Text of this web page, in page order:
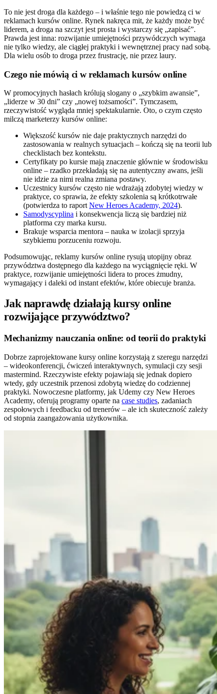
To nie jest droga dla każdego – i właśnie tego nie powiedzą ci w
reklamach kursów online. Rynek nakręca mit, że każdy może być
liderem, a droga na szczyt jest prosta i wystarczy się „zapisać”.
Prawda jest inna: rozwijanie umiejętności przywódczych wymaga
nie tylko wiedzy, ale ciągłej praktyki i wewnętrznej pracy nad sobą.
Dla wielu osób to droga przez frustrację, nie przez laury.
Czego nie mówią ci w reklamach kursów online
W promocyjnych hasłach królują slogany o „szybkim awansie”,
„liderze w 30 dni” czy „nowej tożsamości”. Tymczasem,
rzeczywistość wygląda mniej spektakularnie. Oto, o czym często
milczą marketerzy kursów online:
Większość kursów nie daje praktycznych narzędzi do
zastosowania w realnych sytuacjach – kończą się na teorii lub
checklistach bez kontekstu.
Certyfikaty po kursie mają znaczenie głównie w środowisku
online – rzadko przekładają się na autentyczny awans, jeśli
nie idzie za nimi realna zmiana postawy.
Uczestnicy kursów często nie wdrażają zdobytej wiedzy w
praktyce, co sprawia, że efekty szkolenia są krótkotrwałe
(potwierdza to raport New Heroes Academy, 2024).
Samodyscyplina i konsekwencja liczą się bardziej niż
platforma czy marka kursu.
Brakuje wsparcia mentora – nauka w izolacji sprzyja
szybkiemu porzuceniu rozwoju.
Podsumowując, reklamy kursów online rysują utopijny obraz
przywództwa dostępnego dla każdego na wyciągnięcie ręki. W
praktyce, rozwijanie umiejętności lidera to proces żmudny,
wymagający i daleki od instant efektów, które obiecuje branża.
Jak naprawdę działają kursy online
rozwijające przywództwo?
Mechanizmy nauczania online: od teorii do praktyki
Dobrze zaprojektowane kursy online korzystają z szeregu narzędzi
– wideokonferencji, ćwiczeń interaktywnych, symulacji czy sesji
mastermind. Rzeczywiste efekty pojawiają się jednak dopiero
wtedy, gdy uczestnik przenosi zdobytą wiedzę do codziennej
praktyki. Nowoczesne platformy, jak Udemy czy New Heroes
Academy, oferują programy oparte na case studies, zadaniach
zespołowych i feedbacku od trenerów – ale ich skuteczność zależy
od stopnia zaangażowania użytkownika.